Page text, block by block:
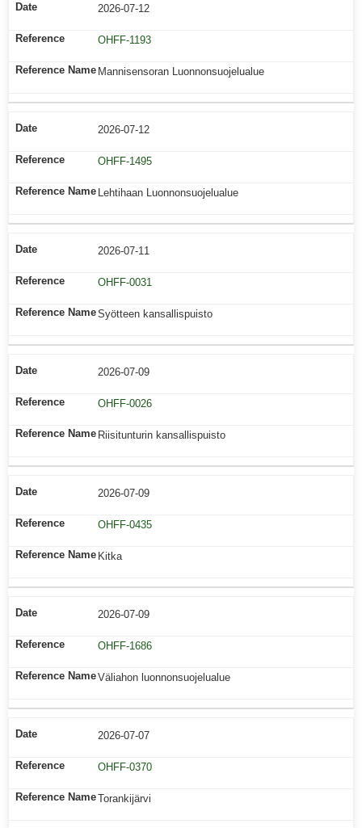
2026-07-12
OHFF-1193
Mannisensoran Luonnonsuojelualue
2026-07-12
OHFF-1495
Lehtihaan Luonnonsuojelualue
2026-07-11
OHFF-0031
Syötteen kansallispuisto
2026-07-09
OHFF-0026
Riisitunturin kansallispuisto
2026-07-09
OHFF-0435
Kitka
2026-07-09
OHFF-1686
Väliahon luonnonsuojelualue
2026-07-07
OHFF-0370
Torankijärvi